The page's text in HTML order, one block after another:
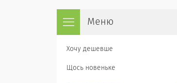
Хочу дешевше
Щось новеньке